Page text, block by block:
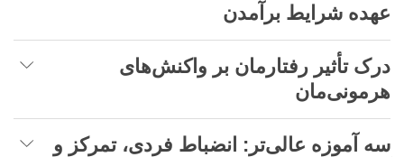
عهده شرایط برآمدن
درک تأثیر رفتارمان بر واکنش‌های
هرمونی‌مان
سه آموزه عالی‌تر: انضباط فردی، تمرکز و